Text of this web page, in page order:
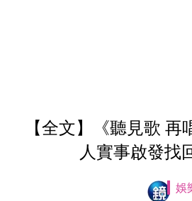
【全文】《聽見歌
人實事啟發找
娛